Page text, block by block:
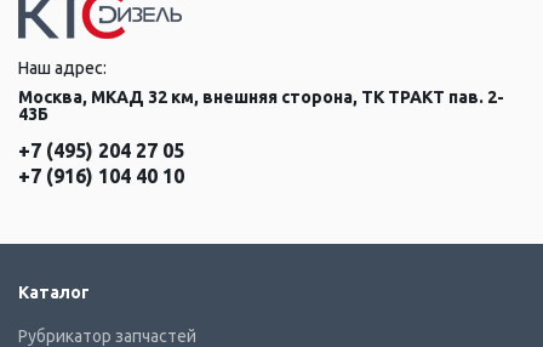
Наш адрес:
Москва, МКАД 32 км, внешняя сторона, ТК ТРАКТ пав. 2-
43Б
+7 (495) 204 27 05
+7 (916) 104 40 10
Каталог
Рубрикатор запчастей